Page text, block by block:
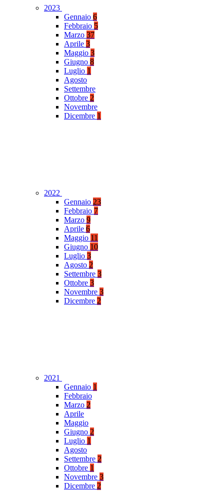
2023
Gennaio 6
Febbraio 5
Marzo 37
Aprile 3
Maggio 3
Giugno 8
Luglio 1
Agosto
Settembre
Ottobre 2
Novembre
Dicembre 1
2022
Gennaio 23
Febbraio 7
Marzo 9
Aprile 6
Maggio 11
Giugno 10
Luglio 3
Agosto 2
Settembre 3
Ottobre 3
Novembre 3
Dicembre 2
2021
Gennaio 1
Febbraio
Marzo 2
Aprile
Maggio
Giugno 2
Luglio 1
Agosto
Settembre 2
Ottobre 1
Novembre 3
Dicembre 2